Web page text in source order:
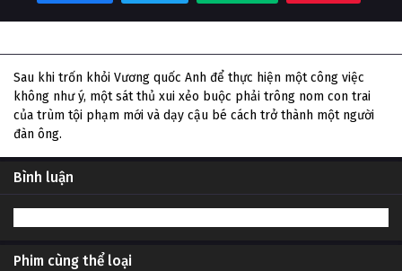
Sau khi trốn khỏi Vương quốc Anh để thực hiện một công việc
không như ý, một sát thủ xui xẻo buộc phải trông nom con trai
của trùm tội phạm mới và dạy cậu bé cách trở thành một người
đàn ông.
Bình luận
Phim cùng thể loại